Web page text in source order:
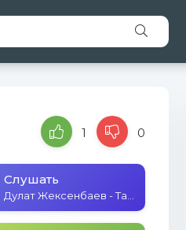
1 0
Слушать